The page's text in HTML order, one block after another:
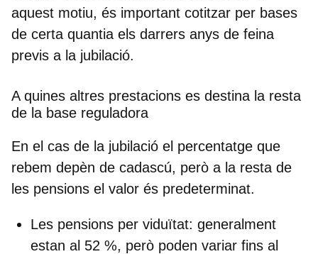
aquest motiu, és important cotitzar per bases
de certa quantia els darrers anys de feina
previs a la jubilació.
A quines altres prestacions es destina la resta
de la base reguladora
En el cas de la jubilació el percentatge que
rebem depèn de cadascú, però a la resta de
les pensions el valor és predeterminat.
Les pensions per viduïtat: generalment
estan al 52 %, però poden variar fins al